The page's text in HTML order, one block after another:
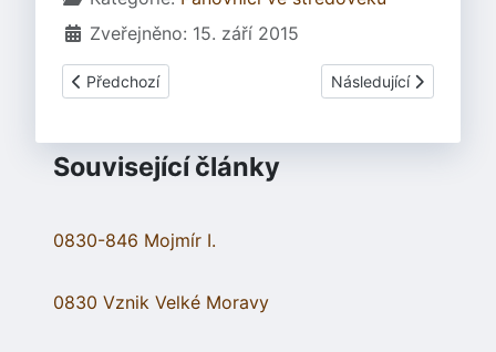
Zveřejněno: 15. září 2015
Předchozí článek: Mojmír II.
Předchozí Další článek:
Následující
Související články
0830-846 Mojmír I.
0830 Vznik Velké Moravy